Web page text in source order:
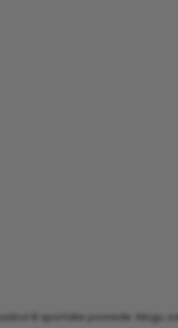
ili sportske povrede. Mogu